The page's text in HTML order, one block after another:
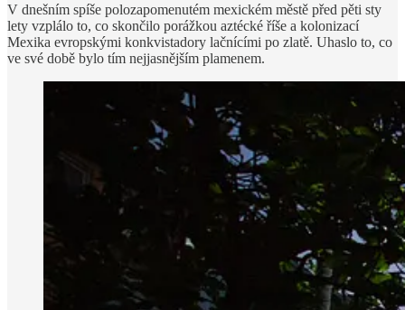
V dnešním spíše polozapomenutém mexickém městě před pěti sty
lety vzplálo to, co skončilo porážkou aztécké říše a kolonizací
Mexika evropskými konkvistadory lačnícími po zlatě. Uhaslo to, co
ve své době bylo tím nejjasnějším plamenem.